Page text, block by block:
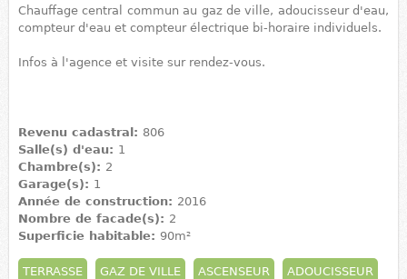
Chauffage central commun au gaz de ville, adoucisseur d'eau,
compteur d'eau et compteur électrique bi-horaire individuels.
Infos à l'agence et visite sur rendez-vous.
Revenu cadastral: 806
Salle(s) d'eau: 1
Chambre(s): 2
Garage(s): 1
Année de construction: 2016
Nombre de facade(s): 2
Superficie habitable: 90m²
TERRASSE GAZ DE VILLE ASCENSEUR ADOUCISSEUR